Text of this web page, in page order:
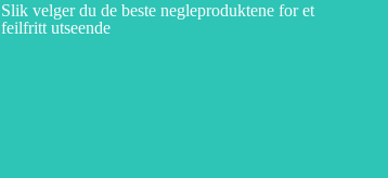
Slik velger du de beste negleproduktene for et
feilfritt utseende